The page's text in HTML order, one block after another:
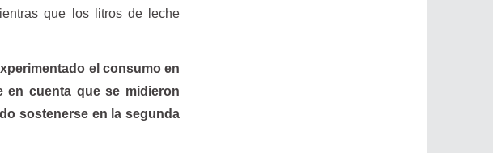
que los litros de leche
el consumo en
en cuenta que se midieron
sostenerse en la segunda